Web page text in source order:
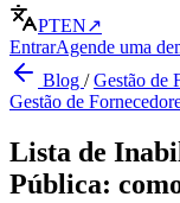
PTEN↗
EntrarAgende uma
Blog /Gestão de
Gestão de
Lista de
Pública: